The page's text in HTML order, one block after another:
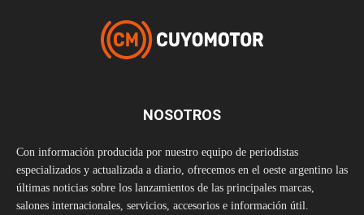
NOSOTROS
Con información producida por nuestro equipo de periodistas
especializados y actualizada a diario, ofrecemos en el oeste argentino las
últimas noticias sobre los lanzamientos de las principales marcas,
salones internacionales, servicios, accesorios e información útil.